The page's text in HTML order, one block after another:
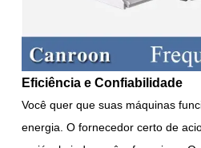
Eficiência e Confiabilidade
Você quer que suas máquinas
energia. O fornecedor certo de